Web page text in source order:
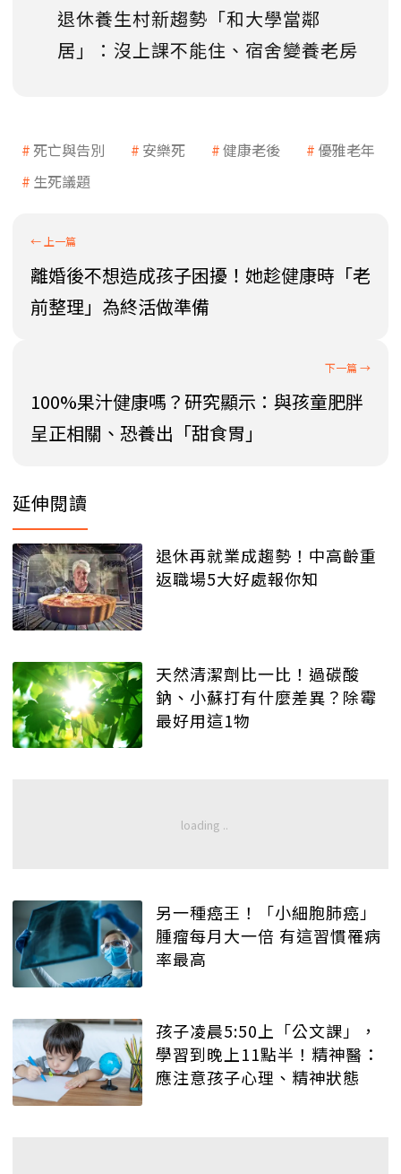
退休養生村新趨勢「和大學當鄰
居」：沒上課不能住、宿舍變養老房
死亡與告別 安樂死 健康老後
優雅老年
生死議題
離婚後不想造成孩子困擾！她趁健康時「老
前整理」為終活做準備
100%果汁健康嗎？研究顯示：與孩童肥胖
呈正相關、恐養出「甜食胃」
延伸閱讀
退休再就業成趨勢！中高齡重
返職場5大好處報你知
天然清潔劑比一比！過碳酸
鈉、小蘇打有什麼差異？除霉
最好用這1物
另一種癌王！「小細胞肺癌」
腫瘤每月大一倍 有這習慣罹病
率最高
孩子凌晨5:50上「公文課」，
學習到晚上11點半！精神醫：
應注意孩子心理、精神狀態